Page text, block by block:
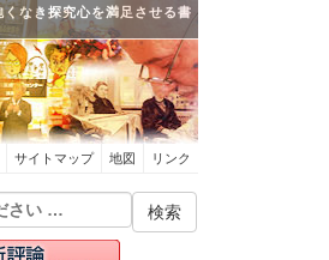
なき探究心を満足させる書
サイトマップ 地図 リンク